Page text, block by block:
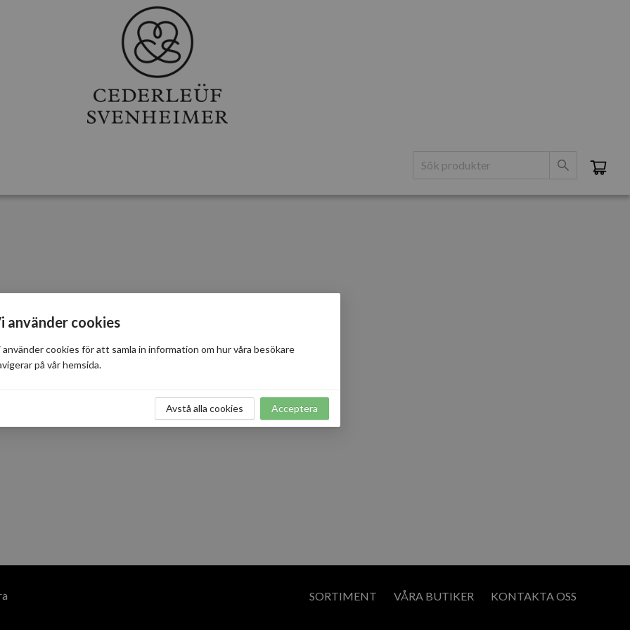
Oj då, något gick snett när sidan skulle laddas!
Tillbaka till startsidan
SORTIMENT VÅRA BUTIKER KONTAKTA OSS
använder cookies
använder cookies för att samla in information om hur våra besökare
på vår hemsida.
Avstå alla cookies Acceptera